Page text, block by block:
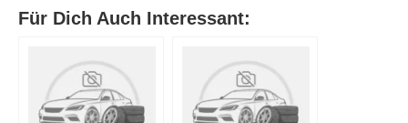
Für Dich Auch Interessant: